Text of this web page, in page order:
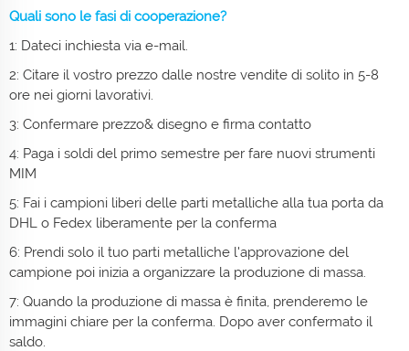
Quali sono le fasi di cooperazione?
1: Dateci inchiesta via e-mail.
2: Citare il vostro prezzo dalle nostre vendite di solito in 5-8
ore nei giorni lavorativi.
3: Confermare prezzo& disegno e firma contatto
4: Paga i soldi del primo semestre per fare nuovi strumenti
MIM
5: Fai i campioni liberi delle parti metalliche alla tua porta da
DHL o Fedex liberamente per la conferma
6: Prendi solo il tuo parti metalliche l'approvazione del
campione poi inizia a organizzare la produzione di massa.
7: Quando la produzione di massa è finita, prenderemo le
immagini chiare per la conferma. Dopo aver confermato il
saldo.